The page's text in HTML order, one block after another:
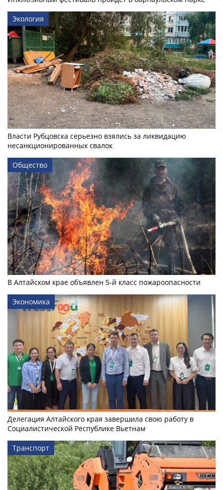
Экология
Власти Рубцовска серьезно взялись за ликвидацию
несанкционированных свалок
Общество
В Алтайском крае объявлен 5-й класс пожароопасности
Экономика
Делегация Алтайского края завершила свою работу в
Социалистической Республике Вьетнам
Транспорт